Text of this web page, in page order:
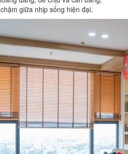
giữa nhịp sống hiện đại.